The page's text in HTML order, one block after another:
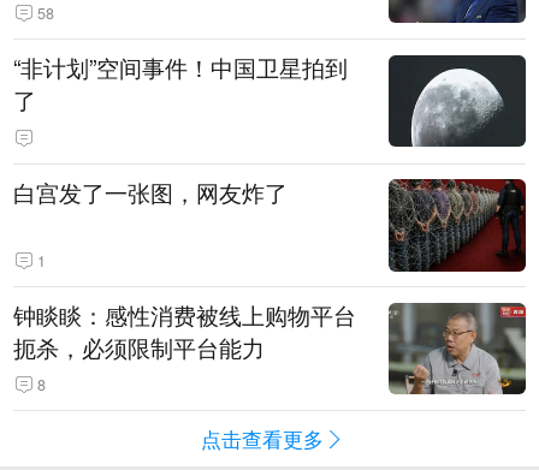
58
“非计划”空间事件！中国卫星拍到
了
白宫发了一张图，网友炸了
1
钟睒睒：感性消费被线上购物平台
扼杀，必须限制平台能力
8
点击查看更多